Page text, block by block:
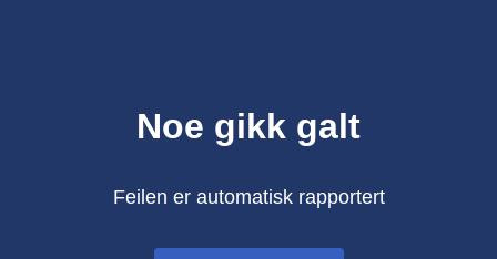
Noe gikk galt
Feilen er automatisk rapportert